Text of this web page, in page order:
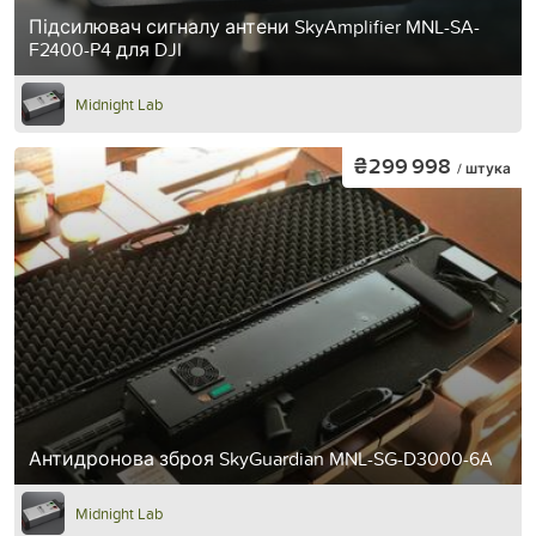
Підсилювач сигналу антени SkyAmplifier MNL-SA-
F2400-P4 для DJI
Midnight Lab
Антидронова зброя SkyGuardian MNL-SG-D3000-6A
₴299 998 / штука
Midnight Lab